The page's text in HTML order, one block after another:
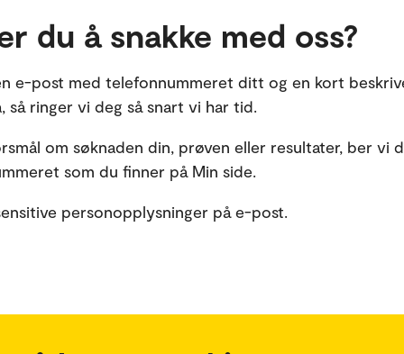
du å snakke med oss?
e-post med telefonnummeret ditt og en kort
så ringer vi deg så snart vi har tid.
om søknaden din, prøven eller resultater, ber vi
som du finner på Min side.
personopplysninger på e-post.